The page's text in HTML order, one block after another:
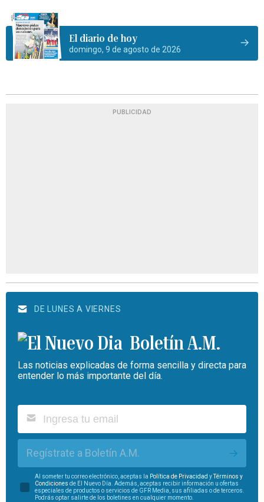
El diario de hoy
domingo, 9 de agosto de 2026
PUBLICIDAD
DE LUNES A VIERNES
Boletín A.M.
Las noticias explicadas de forma sencilla y directa para
entender lo más importante del día.
Regístrate a Boletín A.M.
Al someter tu correo electrónico, aceptas la Política de Privacidad yTérminos y
Condiciones de El Nuevo Día. Además, aceptas recibir información u ofertas
especiales de productos o servicios de GFR Media, sus afiliadas o de terceros.
Podrás optar salirte de los boletines en cualquier momento.